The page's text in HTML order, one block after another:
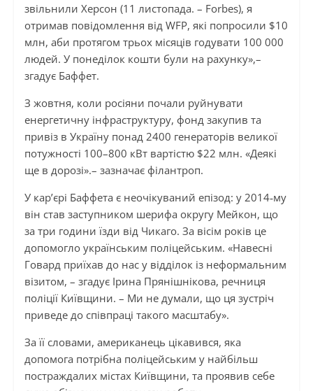
звільнили Херсон (11 листопада. – Forbes), я
отримав повідомлення від WFP, які попросили $10
млн, аби протягом трьох місяців годувати 100 000
людей. У понеділок кошти були на рахунку»,–
згадує Баффет.
З жовтня, коли росіяни почали руйнувати
енергетичну інфраструктуру, фонд закупив та
привіз в Україну понад 2400 генераторів великої
потужності 100–800 кВт вартістю $22 млн. «Деякі
ще в дорозі».– зазначає філантроп.
У кар’єрі Баффета є неочікуваний епізод: у 2014‑му
він став заступником шерифа округу Мейкон, що
за три години їзди від Чикаго. За вісім років це
допомогло українським поліцейським. «Навесні
Говард приїхав до нас у відділок із неформальним
візитом, – згадує Ірина Прянішнікова, речниця
поліції Київщини. – Ми не думали, що ця зустріч
приведе до співпраці такого масштабу».
За її словами, американець цікавився, яка
допомога потрібна поліцейським у найбільш
постраждалих містах Київщини, та проявив себе